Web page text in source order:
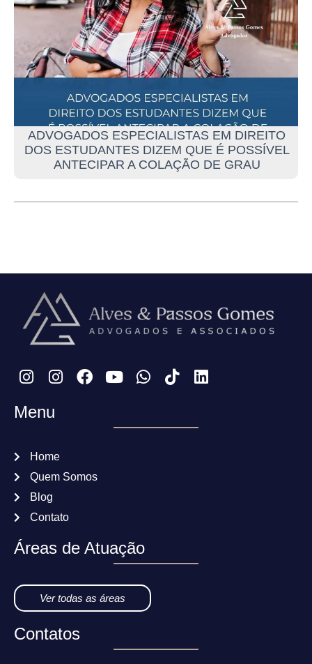
ADVOGADOS ESPECIALISTAS EM DIREITO
DOS ESTUDANTES DIZEM QUE É POSSÍVEL
ANTECIPAR A COLAÇÃO DE GRAU
Menu
Home
Quem Somos
Blog
Contato
Áreas de Atuação
Ver todas as áreas
Contatos